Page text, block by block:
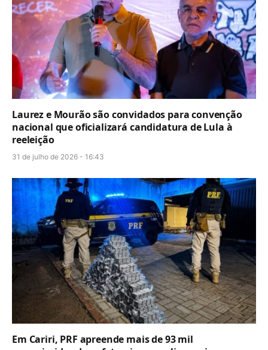
Laurez e Mourão são convidados para convenção
nacional que oficializará candidatura de Lula à
reeleição
31 de julho de 2026 - 16:43
Em Cariri, PRF apreende mais de 93 mil